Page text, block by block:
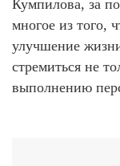
Кумпилова, за
многое из того,
улучшение
стремиться не
выполнению